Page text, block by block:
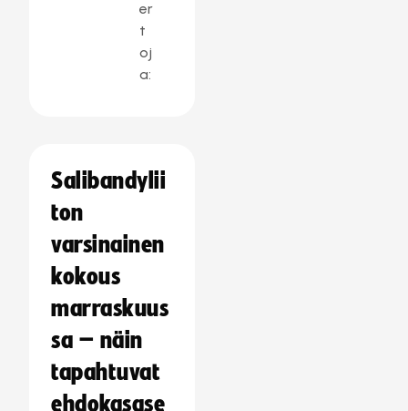
er
t
oj
a:
Salibandylii
ton
varsinainen
kokous
marraskuus
sa – näin
tapahtuvat
ehdokasase